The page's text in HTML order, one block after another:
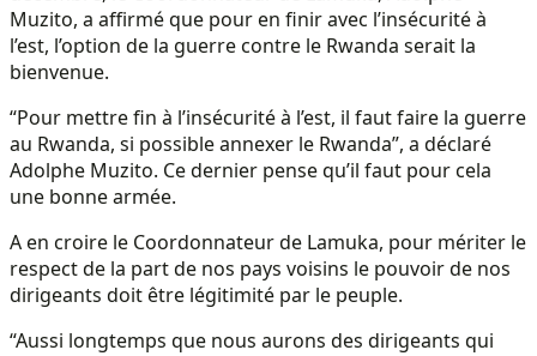
Muzito, a affirmé que pour en finir avec l’insécurité à
l’est, l’option de la guerre contre le Rwanda serait la
bienvenue.
“Pour mettre fin à l’insécurité à l’est, il faut faire la guerre
au Rwanda, si possible annexer le Rwanda”, a déclaré
Adolphe Muzito. Ce dernier pense qu’il faut pour cela
une bonne armée.
A en croire le Coordonnateur de Lamuka, pour mériter le
respect de la part de nos pays voisins le pouvoir de nos
dirigeants doit être légitimité par le peuple.
“Aussi longtemps que nous aurons des dirigeants qui